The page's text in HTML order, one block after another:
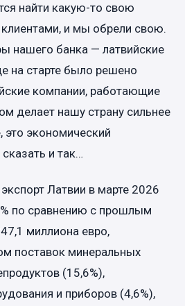
найти какую-то свою
и мы обрели свою.
нашего банка — латвийские
на старте было решено
компании, работающие
делает нашу страну сильнее
это экономический
и так…
Латвии в марте 2026
по сравнению с прошлым
миллиона евро,
поставок минеральных
(15,6%),
и приборов (4,6%),